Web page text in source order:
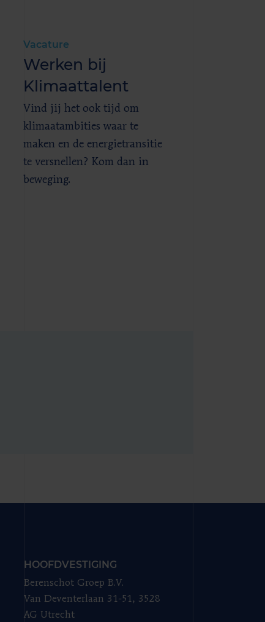
Vacature
Werken bij
Klimaattalent
Vind jij het ook tijd om
klimaatambities waar te
maken en de energietransitie
te versnellen? Kom dan in
beweging.
HOOFDVESTIGING
Berenschot Groep B.V.
Van Deventerlaan 31-51, 3528
AG Utrecht